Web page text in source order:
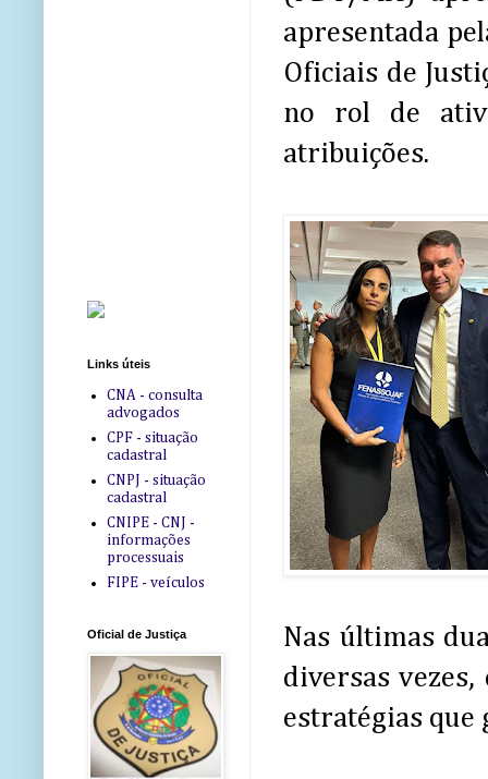
apresentada
Oficiais de
no rol de
atribuições.
Nas últimas
diversas
estratégias que
Links úteis
CNA - consulta
advogados
CPF - situação
cadastral
CNPJ - situação
cadastral
CNIPE - CNJ -
informações
processuais
FIPE - veículos
Oficial de Justiça